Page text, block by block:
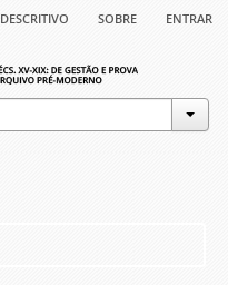
descritivo sobre entrar